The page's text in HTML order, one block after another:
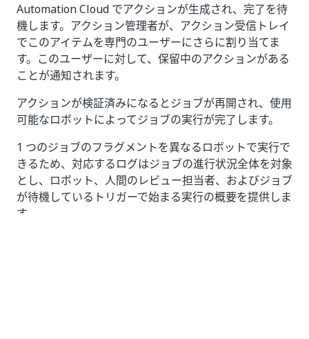
Automation Cloud でアクションが生成され、完了を待
機します。アクション管理者が、アクション受信トレイ
でこのアイテムを専門のユーザーにさらに割り当てま
す。このユーザーに対して、保留中のアクションがある
ことが通知されます。
アクションが検証済みになるとジョブが再開され、使用
可能なロボットによってジョブの実行が完了します。
1 つのジョブのフラグメントを異なるロボットで実行で
きるため、対応するログはジョブの進行状況全体を対象
とし、ロボット、人間のレビュー担当者、およびジョブ
が待機しているトリガーで始まる実行の概要を提供しま
す。